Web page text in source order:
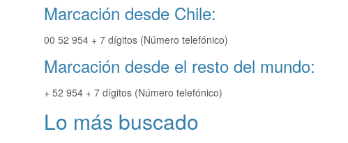
Marcación desde Chile:
00 52 954 + 7 dígitos (Número telefónico)
Marcación desde el resto del mundo:
+ 52 954 + 7 dígitos (Número telefónico)
Lo más buscado